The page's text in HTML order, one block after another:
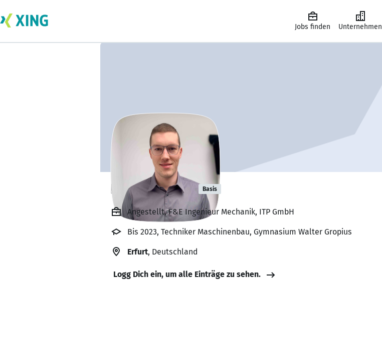
Jobs finden Unternehmen
Lucas Hauser Basis
Angestellt, F&E Ingenieur Mechanik, ITP GmbH
Bis 2023, Techniker Maschinenbau, Gymnasium Walter Gropius
Erfurt, Deutschland
Logg Dich ein, um alle Einträge zu sehen.